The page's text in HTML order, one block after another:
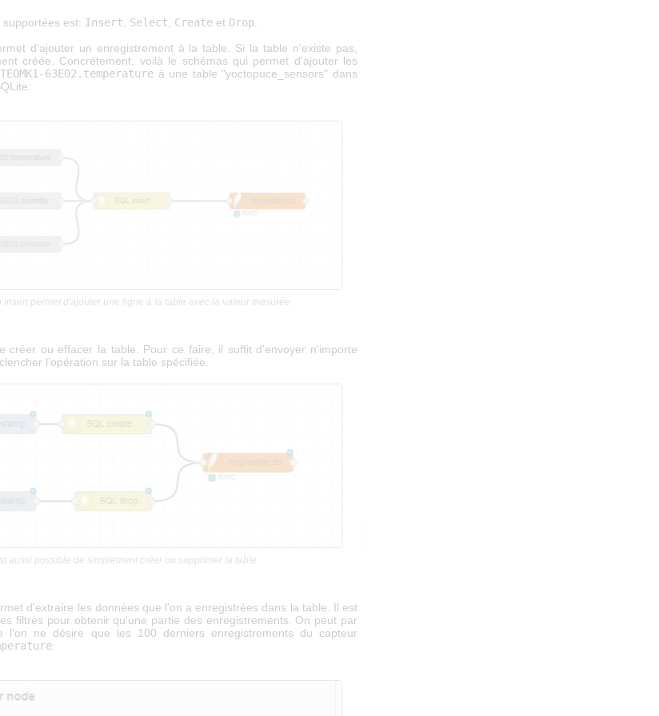
est: Insert Select Create et Drop
d'ajouter un enregistrement à la table. Si la table n'existe pas,
créée. Concrètement, voilà le schémas qui permet d'ajouter les
63E02.temperatureà une table "yoctopuce_sensors" dans
insert permet d'ajouter une ligne à la table avec la valeur mesurée
créer ou effacer la table. Pour ce faire, il suffit d'envoyer n'importe
l’opération sur la table spécifiée.
aussi possible de simplement créer ou supprimer la table
d'extraire les données que l'on a enregistrées dans la table. Il est
filtres pour obtenir qu'une partie des enregistrements. On peut par
l'on ne désire que les 100 derniers enregistrements du capteur
: